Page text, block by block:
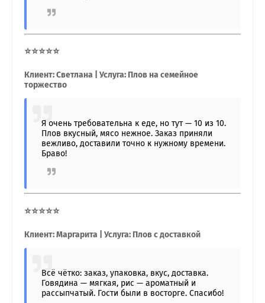
⭐⭐⭐⭐⭐
Клиент: Светлана | Услуга: Плов на семейное
торжество
Я очень требовательна к еде, но тут — 10 из 10.
Плов вкусный, мясо нежное. Заказ приняли
вежливо, доставили точно к нужному времени.
Браво!
⭐⭐⭐⭐⭐
Клиент: Маргарита | Услуга: Плов с доставкой
Всё чётко: заказ, упаковка, вкус, доставка.
Говядина — мягкая, рис — ароматный и
рассыпчатый. Гости были в восторге. Спасибо!